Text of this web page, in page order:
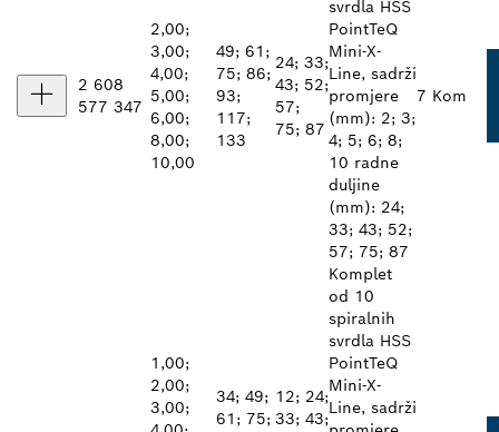
2 608
577 347
2,00;
3,00;
4,00;
5,00;
6,00;
8,00;
10,00
49; 61;
75; 86;
93;
117;
133
24; 33;
43; 52;
57;
75; 87
svrdla HSS
PointTeQ
Mini-X-
Line, sadrži
promjere
(mm): 2; 3;
4; 5; 6; 8;
10 radne
duljine
(mm): 24;
33; 43; 52;
57; 75; 87
7 Kom
1,00;
2,00;
3,00;
34; 49;
61; 75;
12; 24;
33; 43;
Komplet
od 10
spiralnih
svrdla HSS
PointTeQ
Mini-X-
Line, sadrži